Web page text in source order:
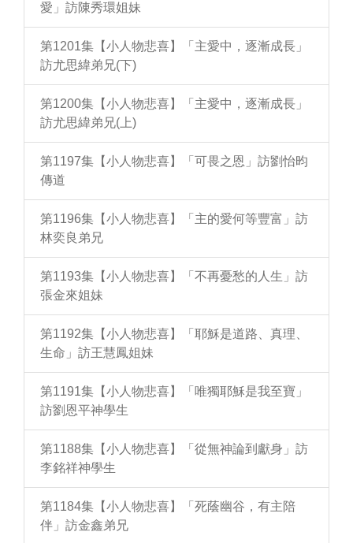
愛」訪陳秀環姐妹
第1201集【小人物悲喜】「主愛中，逐漸成長」
訪尤思緯弟兄(下)
第1200集【小人物悲喜】「主愛中，逐漸成長」
訪尤思緯弟兄(上)
第1197集【小人物悲喜】「可畏之恩」訪劉怡昀
傳道
第1196集【小人物悲喜】「主的愛何等豐富」訪
林奕良弟兄
第1193集【小人物悲喜】「不再憂愁的人生」訪
張金來姐妹
第1192集【小人物悲喜】「耶穌是道路、真理、
生命」訪王慧鳳姐妹
第1191集【小人物悲喜】「唯獨耶穌是我至寶」
訪劉恩平神學生
第1188集【小人物悲喜】「從無神論到獻身」訪
李銘祥神學生
第1184集【小人物悲喜】「死蔭幽谷，有主陪
伴」訪金鑫弟兄